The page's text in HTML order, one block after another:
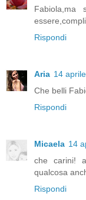
Fabiola,ma
Rispondi
Aria 14
Che belli
Rispondi
Micaela 14
che carini!
qualcosa
Rispondi